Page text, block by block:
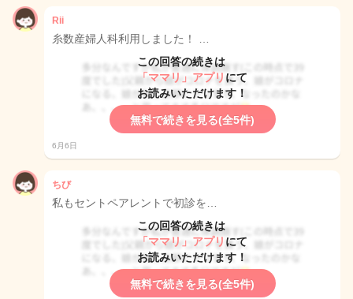
Rii
糸数産婦人科利用しました！ …
この回答の続きは
「ママリ」アプリ にて
お読みいただけます！
無料で続きを見る(全5件)
6月6日
ちび
私もセントペアレントで初診を…
この回答の続きは
「ママリ」アプリ にて
お読みいただけます！
無料で続きを見る(全5件)